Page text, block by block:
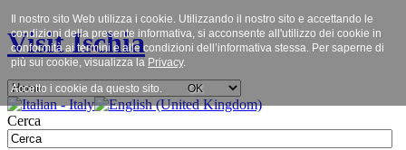
Visit Ischia
Cerca
Il nostro sito Web utilizza i cookie. Utilizzando il nostro sito e accettando le
condizioni della presente informativa, si acconsente all'utilizzo dei cookie in
conformità ai termini e alle condizioni dell’informativa stessa. Per saperne di
più sui cookie, visualizza la Privacy.
Accetto i cookie da questo sito. OK